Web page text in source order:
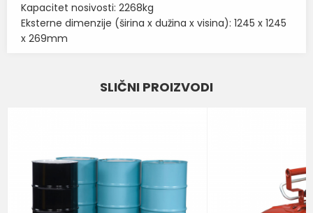
Kapacitet nosivosti: 2268kg
Eksterne dimenzije (širina x dužina x visina): 1245 x 1245
x 269mm
POLIETILENSKE PALETE ZA
Brend
NOTRAX
Poruka
SLIČNI PROIZVODI